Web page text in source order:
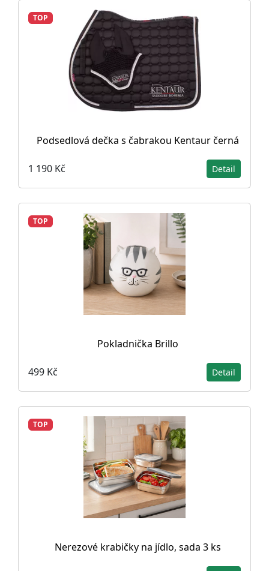
TOP
Podsedlová dečka s čabrakou Kentaur černá
1 190 Kč Detail
TOP
Pokladnička Brillo
499 Kč Detail
TOP
Nerezové krabičky na jídlo, sada 3 ks